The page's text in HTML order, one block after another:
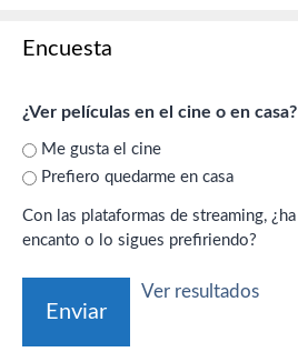
Encuesta
¿Ver películas en el cine o en casa?
Me gusta el cine
Prefiero quedarme en casa
Con las plataformas de streaming, ¿ha perdido el cine su
encanto o lo sigues prefiriendo?
Ver resultados